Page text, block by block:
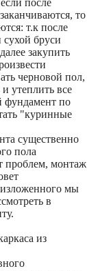
после
то
т.к после
бруси
закупить
черновой пол,
утеплить все
фундамент по
"куринные
существенно
пола
проблем, монтаж
мы
в
из